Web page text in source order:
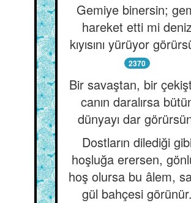
Gemiye binersin;
hareket etti mi
kıyısını yürüyor
2370
Bir savaştan, bir
canın daralırsa
dünyayı dar
Dostların dilediği
hoşluğa erersen,
hoş olursa bu âlem,
gül bahçesi görünür.